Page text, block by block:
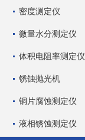
密度测定仪
微量水分测定仪
体积电阻率测定仪
锈蚀抛光机
铜片腐蚀测定仪
液相锈蚀测定仪